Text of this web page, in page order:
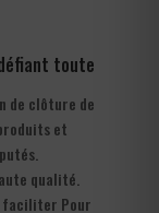
toute
de clôture de
et
qualité.
faciliter Pour